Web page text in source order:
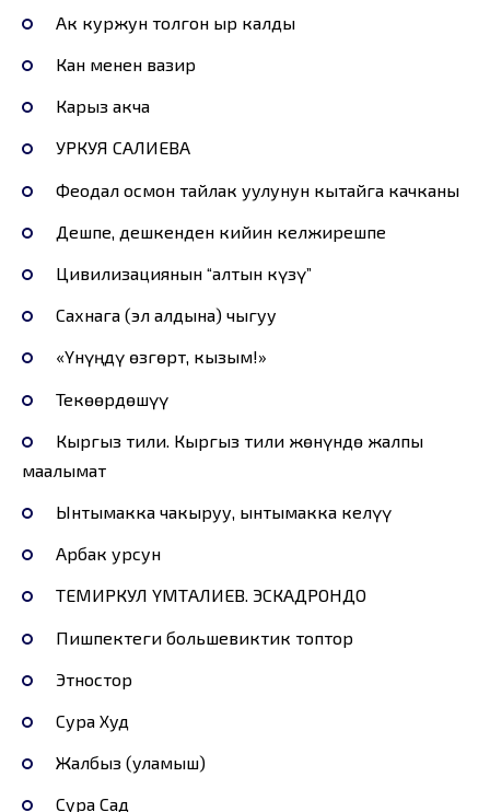
Ак куржун толгон ыр калды
Кан менен вазир
Карыз акча
УРКУЯ САЛИЕВА
Феодал осмон тайлак уулунун кытайга качканы
Дешпе, дешкенден кийин келжирешпе
Цивилизациянын “алтын күзү”
Сахнага (эл алдына) чыгуу
«Үнүңдү өзгөрт, кызым!»
Текөөрдөшүү
Кыргыз тили. Кыргыз тили жөнүндө жалпы
маалымат
Ынтымакка чакыруу, ынтымакка келүү
Арбак урсун
ТЕМИРКУЛ ҮМӨТАЛИЕВ. ЭСКАДРОНДО
Пишпектеги большевиктик топтор
Этностор
Сура Худ
Жалбыз (уламыш)
Сура Сад